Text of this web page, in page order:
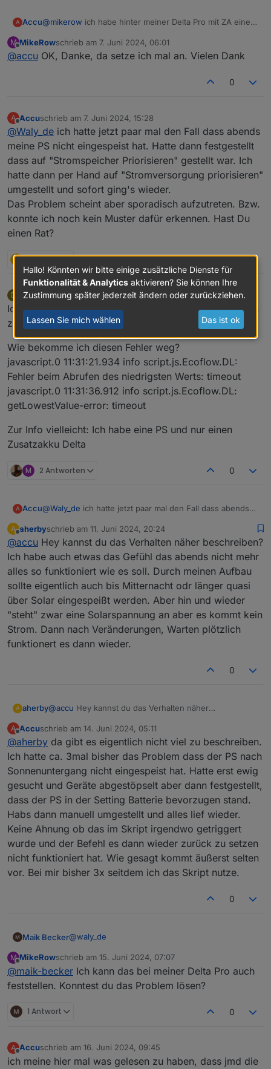
A Accu@mikerow ich habe hinter meiner Delta Pro mit ZA einen
bekannt gemacht in der Sektion Überschussladung.
Wenn überschussladung auf TRUE ist, dann schaltet das
die AC Ladeleistung in Abhängigkeit vom Hausstrom
Du müsstest jetzt eigentlich nur noch irgendwie einen
Datenpunkt haben, der deinen PV Batteriespeicher misst.
Speciher voll DANN schalte Überschussladung auf TRUE.
man den Überschussladeparameter umsetzt.
M MikeRowschrieb am 7. Juni 2024, 06:01
zuletzt editiert von
@accu OK, Danke, da setze ich mal an. Vielen Dank
0
A
Offline
Accuschrieb am 7. Juni 2024, 15:28
zuletzt editiert von
@Waly_de ich hatte jetzt paar mal den Fall dass abends
meine PS nicht eingespeist hat. Hatte dann festgestellt
dass auf "Stromspeicher Priorisieren" gestellt war. Ich
hatte dann per Hand auf "Stromversorgung priorisieren"
umgestellt und sofort ging's wieder.
Das Problem scheint aber sporadisch aufzutreten. Bzw.
konnte ich noch kein Muster dafür erkennen. Hast Du
einen Rat?
A 1 Antwort 0
D DerSmilyschrieb am8. Juni 2024, 09:32
zuletzt editiert von DerSmily6. Aug. 2024, 11:32
Ich versuche gerade das Skript mal wieder zum Laufen
zu bringen:
Wie bekomme ich diesen Fehler weg?
javascript.0 11:31:21.934 info script.js.Ecoflow.DL:
Fehler beim Abrufen des niedrigsten Werts: timeout
javascript.0 11:31:36.912 info script.js.Ecoflow.DL:
getLowestValue-error: timeout
Zur Info vielleicht: Ich habe eine PS und nur einen
Zusatzakku Delta
M 2 Antworten 0
A Accu@Waly_de ich hatte jetzt paar mal den Fall dass abends
dass auf "Stromspeicher Priorisieren" gestellt war. Ich
hatte dann per Hand auf "Stromversorgung priorisieren"
umgestellt und sofort ging's wieder.
Das Problem scheint aber sporadisch aufzutreten. Bzw.
konnte ich noch kein Muster dafür erkennen. Hast Du
einen Rat?
A aherbyschrieb am 11. Juni 2024, 20:24
zuletzt editiert von
@accu Hey kannst du das Verhalten näher beschreiben?
Ich habe auch etwas das Gefühl das abends nicht mehr
alles so funktioniert wie es soll. Durch meinen Aufbau
sollte eigentlich auch bis Mitternacht odr länger quasi
über Solar eingespeißt werden. Aber hin und wieder
"steht" zwar eine Solarspannung an aber es kommt kein
Strom. Dann nach Veränderungen, Warten plötzlich
funktionert es dann wieder.
0
A aherby@accu Hey kannst du das Verhalten näher
abends nicht mehr alles so funktioniert wie es soll.
Durch meinen Aufbau sollte eigentlich auch bis
Mitternacht odr länger quasi über Solar eingespeißt
werden. Aber hin und wieder "steht" zwar eine
Solarspannung an aber es kommt kein Strom. Dann
nach Veränderungen, Warten plötzlich funktionert es
dann wieder.
A
Offline
Accuschrieb am 14. Juni 2024, 05:11
zuletzt editiert von
@aherby da gibt es eigentlich nicht viel zu beschreiben.
Ich hatte ca. 3mal bisher das Problem dass der PS nach
Sonnenuntergang nicht eingespeist hat. Hatte erst ewig
gesucht und Geräte abgestöpselt aber dann festgestellt,
dass der PS in der Setting Batterie bevorzugen stand.
Habs dann manuell umgestellt und alles lief wieder.
Keine Ahnung ob das im Skript irgendwo getriggert
wurde und der Befehl es dann wieder zurück zu setzen
nicht funktioniert hat. Wie gesagt kommt äußerst selten
vor. Bei mir bisher 3x seitdem ich das Skript nutze.
0
Maik Becker@waly_de
Hallo,
0_userdata.0.ecoflow.app_1765798xxx_DCEBF8ZF
Ladegeschwindigkeit sein. Auch wenn ich diesen
zugeben.
mqtt.0.xxxxx.inv.cfgSlowChgWatts ändere, ist
Probleme.
danke für die hilfe.
M
Offline
MikeRowschrieb am 15. Juni 2024, 07:07
zuletzt editiert von
@maik-becker Ich kann das bei meiner Delta Pro auch
feststellen. Konntest du das Problem lösen?
1 Antwort 0
A
Offline
Accuschrieb am 16. Juni 2024, 09:45
zuletzt editiert von
ich meine hier mal was gelesen zu haben, dass jmd die
Hallo! Könnten wir bitte einige zusätzliche Dienste für
Funktionalität & Analytics aktivieren? Sie können Ihre
Zustimmung später jederzeit ändern oder zurückziehen.
Lassen Sie mich wählen Das ist ok